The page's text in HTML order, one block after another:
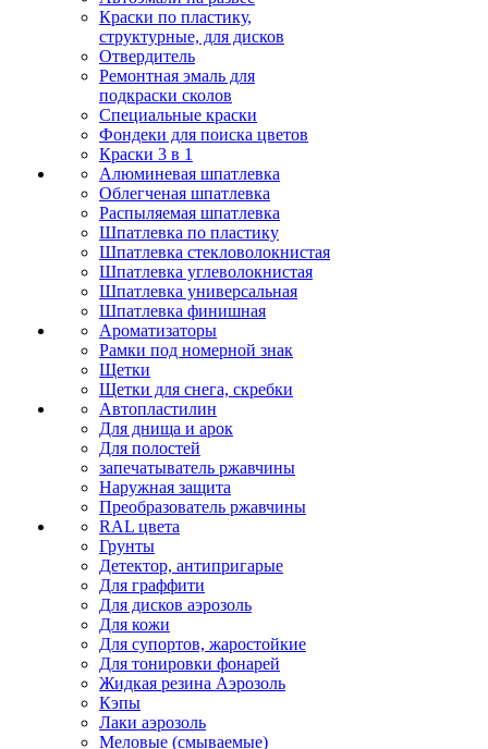
Краски по пластику,
структурные, для дисков
Отвердитель
Ремонтная эмаль для
подкраски сколов
Специальные краски
Фондеки для поиска цветов
Краски 3 в 1
Алюминевая шпатлевка
Облегченая шпатлевка
Распыляемая шпатлевка
Шпатлевка по пластику
Шпатлевка стекловолокнистая
Шпатлевка углеволокнистая
Шпатлевка универсальная
Шпатлевка финишная
Ароматизаторы
Рамки под номерной знак
Щетки
Щетки для снега, скребки
Автопластилин
Для днища и арок
Для полостей
запечатыватель ржавчины
Наружная защита
Преобразователь ржавчины
RAL цвета
Грунты
Детектор, антипригарые
Для граффити
Для дисков аэрозоль
Для кожи
Для супортов, жаростойкие
Для тонировки фонарей
Жидкая резина Аэрозоль
Кэпы
Лаки аэрозоль
Меловые (смываемые)